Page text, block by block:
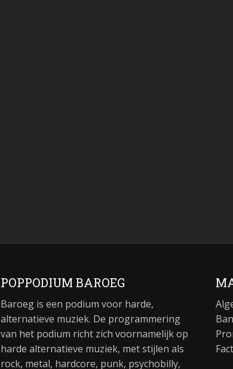
POPPODIUM BAROEG
Baroeg is een podium voor harde,
alternatieve muziek. De programmering
van het podium richt zich voornamelijk op
harde alternatieve muziek, met stijlen als
rock, metal, hardcore, punk, psychobilly,